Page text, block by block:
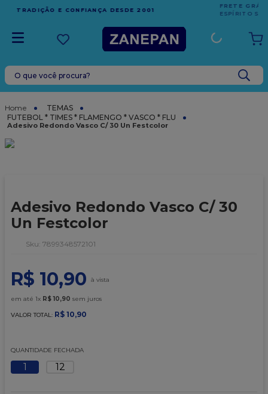
FRETE GRÁTIS
EM COMPRAS ACIMA DE R$1.000,00 PARA O
ESPÍRITO SANTO
O que você procura?
TEMAS
FUTEBOL * TIMES * FLAMENGO * VASCO * FLU
Adesivo Redondo Vasco C/ 30 Un Festcolor
Adesivo Redondo Vasco C/ 30
Un Festcolor
: 7899348572101
R$ 10,90
em até 1x R$ 10,90 sem juros
VALOR TOTAL: R$ 10,90
QUANTIDADE FECHADA
1 12
TERMOS MAIS BUSCADOS
leite condensado
2º
caixa
6º
sacola
7 º
granulado
bala
9
caixa kraft
chocolate